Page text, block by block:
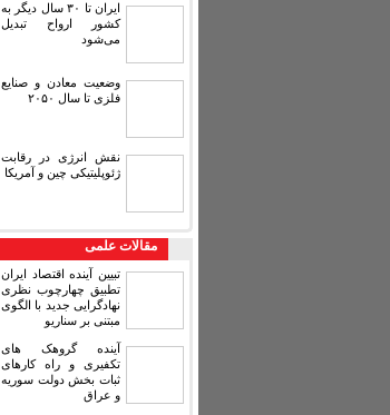
ایران تا ۳۰ سال دیگر به
کشور ارواح تبدیل
می‌شود
وضعیت معادن و صنایع
فلزی تا سال ۲۰۵۰
نقش انرژی در رقابت
ژئوپلیتیکی چین و آمریکا
مقالات علمی
تبیین آینده اقتصاد ایران
تطبیق چهارچوب نظری
نهادگرایی جدید با الگوی
مبتنی بر سناریو
آینده گروهک های
تکفیری و راه کارهای
ثبات بخش دولت سوریه
و عراق